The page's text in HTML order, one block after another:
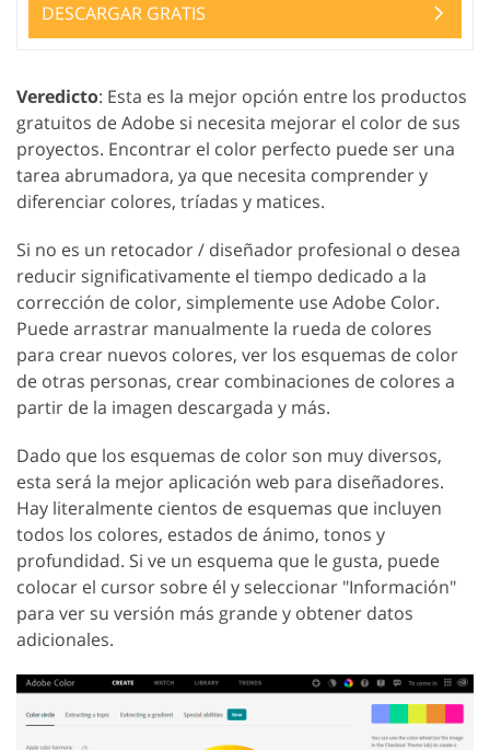
DESCARGAR GRATIS
Veredicto: Esta es la mejor opción entre los productos
gratuitos de Adobe si necesita mejorar el color de sus
proyectos. Encontrar el color perfecto puede ser una
tarea abrumadora, ya que necesita comprender y
diferenciar colores, tríadas y matices.
Si no es un retocador / diseñador profesional o desea
reducir significativamente el tiempo dedicado a la
corrección de color, simplemente use Adobe Color.
Puede arrastrar manualmente la rueda de colores
para crear nuevos colores, ver los esquemas de color
de otras personas, crear combinaciones de colores a
partir de la imagen descargada y más.
Dado que los esquemas de color son muy diversos,
esta será la mejor aplicación web para diseñadores.
Hay literalmente cientos de esquemas que incluyen
todos los colores, estados de ánimo, tonos y
profundidad. Si ve un esquema que le gusta, puede
colocar el cursor sobre él y seleccionar "Información"
para ver su versión más grande y obtener datos
adicionales.